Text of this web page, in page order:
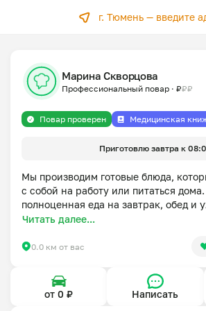
г. Тюмень — введите
Марина Скворцова
Профессиональный повар · ₽₽₽
Повар проверен Медицинская
Приготовлю завтра к
Мы производим готовые блюда,
с собой на работу или питаться
полноценная еда на завтрак, обед и
необходимости готовить каждый день.
В нашем ассортименте также есть
или иметь запас качественной еды
и рыбные блюда из натуральных
усилителей вкуса и консервантов.
Читать далее...
0.0 км от вас
от 0 ₽ Написать